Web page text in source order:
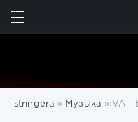
stringera » Музыка » VA -